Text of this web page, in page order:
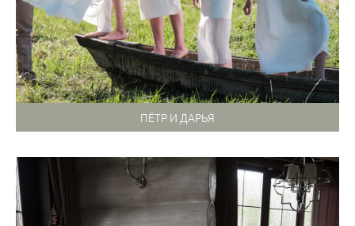
ПЁТР И ДАРЬЯ